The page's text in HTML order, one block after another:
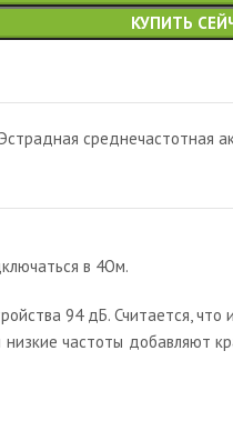
КУПИТЬ
Эстрадная среднечастотная
в 4Ом.
94 дБ. Считается,
частоты добавляют